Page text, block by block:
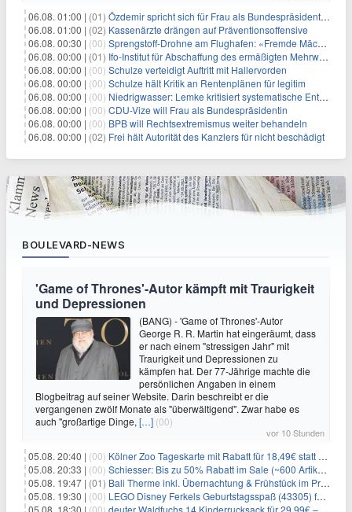
06.08. 01:00 | (01) Özdemir spricht sich für Frau als Bundespräsidentin aus
06.08. 01:00 | (02) Kassenärzte drängen auf Präventionsoffensive
06.08. 00:30 | (00) Sprengstoff-Drohne am Flughafen: «Fremde Mächte» am Werk?
06.08. 00:00 | (01) Ifo-Institut für Abschaffung des ermäßigten Mehrwertsteuersatzes
06.08. 00:00 | (00) Schulze verteidigt Auftritt mit Hallervorden
06.08. 00:00 | (00) Schulze hält Kritik an Rentenplänen für legitim
06.08. 00:00 | (00) Niedrigwasser: Lemke kritisiert systematische Entwässerung
06.08. 00:00 | (00) CDU-Vize will Frau als Bundespräsidentin
06.08. 00:00 | (00) BPB will Rechtsextremismus weiter behandeln
06.08. 00:00 | (02) Frei hält Autorität des Kanzlers für nicht beschädigt
BOULEVARD-NEWS
'Game of Thrones'-Autor kämpft mit Traurigkeit
und Depressionen
(BANG) - 'Game of Thrones'-Autor
George R. R. Martin hat eingeräumt, dass
er nach einem "stressigen Jahr" mit
Traurigkeit und Depressionen zu
kämpfen hat. Der 77-Jährige machte die
persönlichen Angaben in einem
Blogbeitrag auf seiner Website. Darin beschreibt er die
vergangenen zwölf Monate als "überwältigend". Zwar habe es
auch "großartige Dinge, […] (00)
vor 10 Stunden
05.08. 20:40 | (00) Kölner Zoo Tageskarte mit Rabatt für 18,49€ statt 29,50€ – einlösbar bis Dezember
05.08. 20:33 | (00) Schiesser: Bis zu 50% Rabatt im Sale (~600 Artikel zur Auswahl)
05.08. 19:47 | (01) Bali Therme inkl. Übernachtung & Frühstück im Premium Hotel (Bad Oeynhausen) ab 89€ p.P.
05.08. 19:30 | (00) LEGO Disney Ferkels Geburtstagsspaß (43305) für 29,10€
05.08. 18:30 | (00) deuter Waldfuchs 14 Kinderrucksack für 29,99€ – Amber-maple